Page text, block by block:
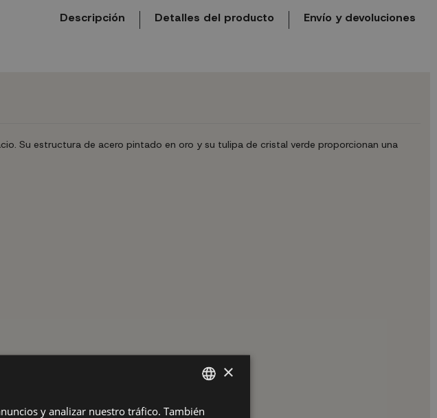
Descripción Detalles del producto Envío y devoluciones
Su estructura de acero pintado en oro y su tulipa de cristal verde proporcionan una
SPANISH
×
y analizar nuestro tráfico. También